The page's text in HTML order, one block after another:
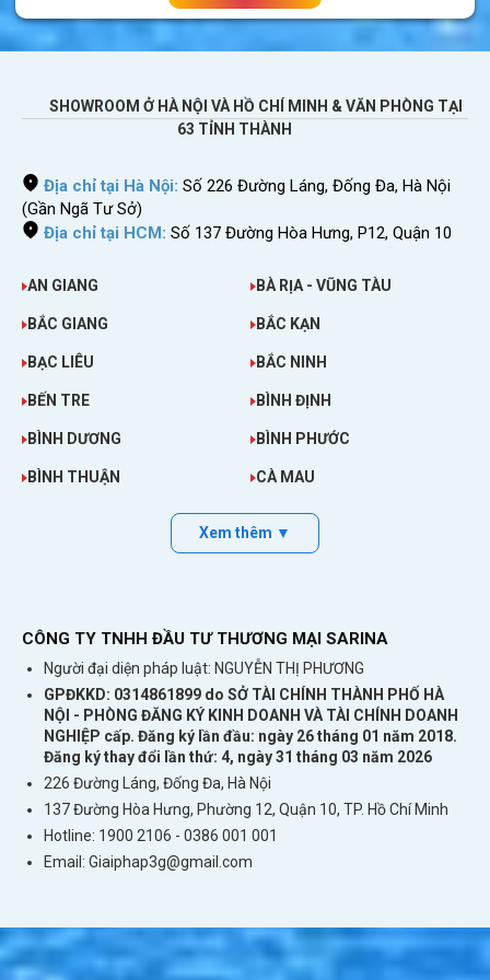
mua: Sim 4G quốc tế
Dùng 4G/5G trong những ngày tại Nepal.
Nhận sim tại Việt Nam. Miễn phí vận chuyển.
sim.
Sim lắp vào máy là dùng. Không cần đăng ký
thông tin hay kích hoạt gì cả.
Thông tin sim rõ ràng, không hề mập mờ,
Sim lắp được cho điện thoại di động, máy
tính bảng, thiết bị phát wifi.
Bạn có thể thấy việcmua sim điện thoại
Nepal tại Việt Nam
rất đơn giản và nhanh
chóng. Dù bạn ở bất cứ đâu đề có thể đặt mua
sim ở Nepal, chờ đợi đăng ký thông tin và nạp
SHOWROOM Ở HÀ NỘI VÀ HỒ CHÍ MINH & VĂN PHÒNG TẠI
63 TỈNH THÀNH
Địa chỉ tại Hà Nội: Số 226 Đường Láng, Đống Đa, Hà Nội
(Gần Ngã Tư Sở)
Địa chỉ tại HCM: Số 137 Đường Hòa Hưng, P12, Quận 10
AN GIANG BÀ RỊA - VŨNG TÀU
BẮC GIANG BẮC KẠN
BẠC LIÊU BẮC NINH
BẾN TRE BÌNH ĐỊNH
BÌNH DƯƠNG BÌNH PHƯỚC
BÌNH THUẬN CÀ MAU
Xem thêm ▼
CÔNG TY TNHH ĐẦU TƯ THƯƠNG MẠI SARINA
Người đại diện pháp luật: NGUYỄN THỊ PHƯƠNG
GPĐKKD: 0314861899 do SỞ TÀI CHÍNH THÀNH PHỐ HÀ
NỘI - PHÒNG ĐĂNG KÝ KINH DOANH VÀ TÀI CHÍNH DOANH
NGHIỆP cấp. Đăng ký lần đầu: ngày 26 tháng 01 năm 2018.
Đăng ký thay đổi lần thứ: 4, ngày 31 tháng 03 năm 2026
226 Đường Láng, Đống Đa, Hà Nội
137 Đường Hòa Hưng, Phường 12, Quận 10, TP. Hồ Chí Minh
Hotline: 1900 2106 - 0386 001 001
Email: Giaiphap3g@gmail.com